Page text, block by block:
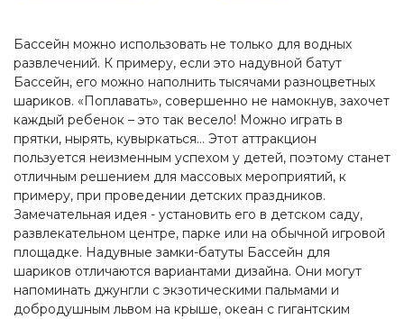
Бассейн можно использовать не только для водных
развлечений. К примеру, если это надувной батут
Бассейн, его можно наполнить тысячами разноцветных
шариков. «Поплавать», совершенно не намокнув, захочет
каждый ребенок – это так весело! Можно играть в
прятки, нырять, кувыркаться… Этот аттракцион
пользуется неизменным успехом у детей, поэтому станет
отличным решением для массовых мероприятий, к
примеру, при проведении детских праздников.
Замечательная идея - установить его в детском саду,
развлекательном центре, парке или на обычной игровой
площадке. Надувные замки-батуты Бассейн для
шариков отличаются вариантами дизайна. Они могут
напоминать джунгли с экзотическими пальмами и
добродушным львом на крыше, океан с гигантским